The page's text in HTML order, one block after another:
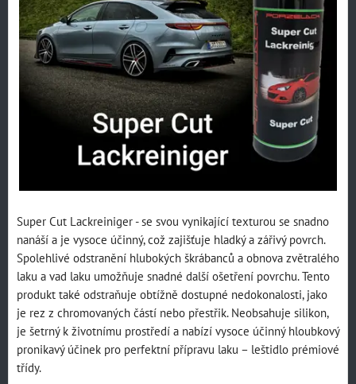
Super Cut Lackreiniger - se svou vynikající texturou se snadno
nanáší a je vysoce účinný, což zajišťuje hladký a zářivý povrch.
Spolehlivé odstranění hlubokých škrábanců a obnova zvětralého
laku a vad laku umožňuje snadné další ošetření povrchu. Tento
produkt také odstraňuje obtížně dostupné nedokonalosti, jako
je rez z chromovaných částí nebo přestřik. Neobsahuje silikon,
je šetrný k životnímu prostředí a nabízí vysoce účinný hloubkový
pronikavý účinek pro perfektní přípravu laku – leštidlo prémiové
třídy.